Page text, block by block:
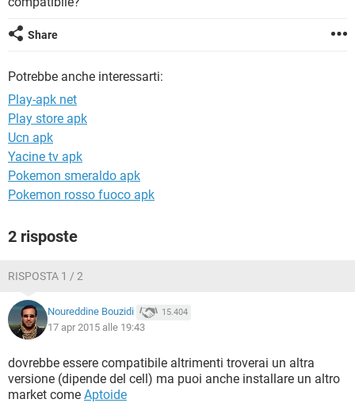
INSTAGRAM
TIKTOK
INSTAGRAM
TIKTOK
HARDWARE
Share
Potrebbe anche interessarti:
Play-apk net
Play store apk
Ucn apk
Yacine tv apk
Pokemon smeraldo apk
Pokemon rosso fuoco apk
2 risposte
RISPOSTA 1 / 2
Noureddine Bouzidi 15.404
17 apr 2015 alle 19:43
dovrebbe essere compatibile altrimenti troverai un altra
versione (dipende del cell) ma puoi anche installare un altro
market come Aptoide